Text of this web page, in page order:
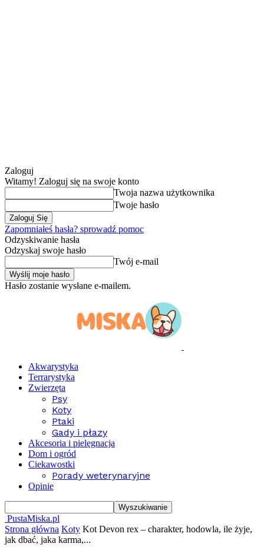
Zaloguj
Witamy! Zaloguj się na swoje konto
Twoja nazwa użytkownika
Twoje hasło
Zapomniałeś hasła? sprowadź pomoc
Odzyskiwanie hasła
Odzyskaj swoje hasło
Twój e-mail
Hasło zostanie wysłane e-mailem.
Akwarystyka
Terrarystyka
Zwierzęta
Psy
Koty
Ptaki
Gady i płazy
Akcesoria i pielęgnacja
Dom i ogród
Ciekawostki
Porady weterynaryjne
Opinie
PustaMiska.pl
Strona główna Koty Kot Devon rex – charakter, hodowla, ile żyje,
jak dbać, jaka karma,...